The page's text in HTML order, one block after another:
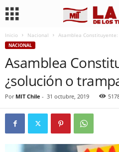
Inicio Nacional Asamblea
NACIONAL
Asamblea
¿solución o
Por MIT Chile - 31 octubre, 2019